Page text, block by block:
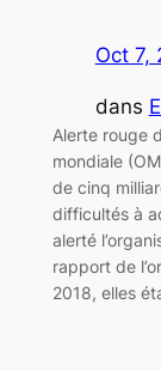
Oct 7,
dans
Alerte rouge
mondiale
de cinq
difficultés à
alerté
rapport de
2018, elles